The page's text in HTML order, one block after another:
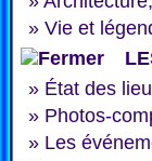
» Vie et
» État des
» Photos-
» Les